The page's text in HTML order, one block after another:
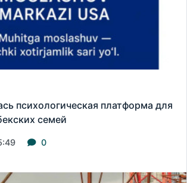
психологическая платформа для
семей
0